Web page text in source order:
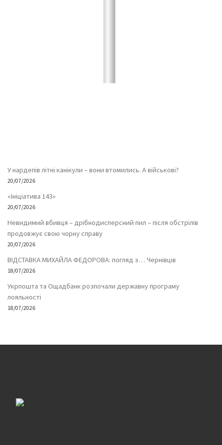
У нардепів літні канікули – вони втомились. А військові?
20/07/2026
«Ініціатива 143»
20/07/2026
Невидимий вбивця – дрібнодисперсний пил – після обстрілів
продовжує свою чорну справу
20/07/2026
ВІДСТАВКА МИХАЙЛА ФЕДОРОВА: погляд з… Чернівців
18/07/2026
Укрпошта та Ощадбанк розпочали державну програму
лояльності
18/07/2026